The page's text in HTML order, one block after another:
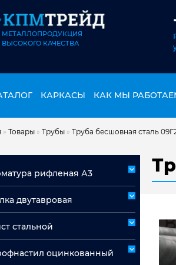
МЕТАЛЛОПРОДУКЦИЯ
ВЫСОКОГО КАЧЕСТВА
КАРКАСЫ КАК МЫ
» Товары » Трубы » Труба бесшовная сталь
рифленая А3
мерная А3
двутавровая
стальной
оцинкованный